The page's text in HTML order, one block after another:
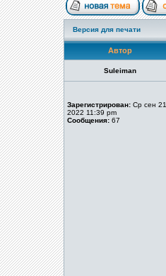
Версия для печати
Автор
Suleiman
Зарегистрирован: Ср сен 21,
2022 11:39 pm
Сообщения: 67